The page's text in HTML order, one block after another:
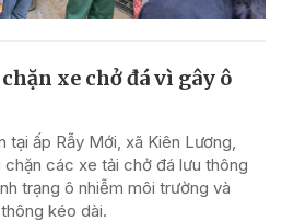
xe chở đá vì gây ô
tại ấp Rẫy Mới, xã Kiên Lương,
các xe tải chở đá lưu thông
trạng ô nhiễm môi trường và
kéo dài.